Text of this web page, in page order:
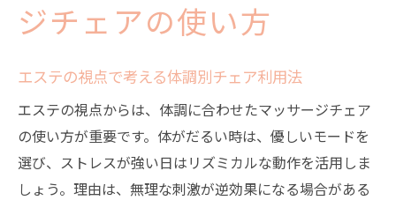
ジチェアの使い方
エステの視点で考える体調別チェア利用法
エステの視点からは、体調に合わせたマッサージチェア
の使い方が重要です。体がだるい時は、優しいモードを
選び、ストレスが強い日はリズミカルな動作を活用しま
しょう。理由は、無理な刺激が逆効果になる場合がある